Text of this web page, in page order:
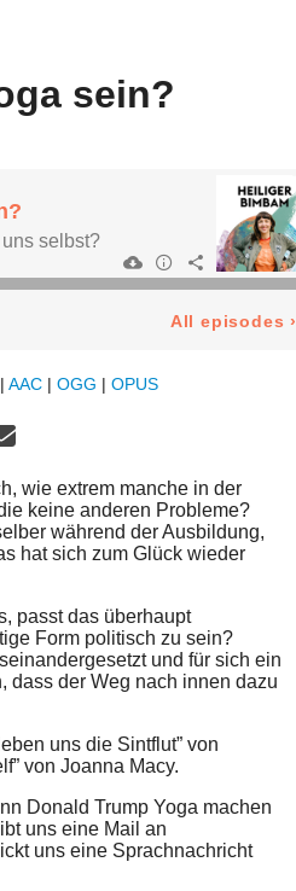
sein?
selbst?
All episodes ›
| AAC | OGG | OPUS
wie extrem manche in der
keine anderen Probleme?
während der Ausbildung,
hat sich zum Glück wieder
passt das überhaupt
Form politisch zu sein?
und für sich ein
dass der Weg nach innen dazu
uns die Sintflut” von
von Joanna Macy.
Donald Trump Yoga machen
uns eine Mail an
uns eine Sprachnachricht